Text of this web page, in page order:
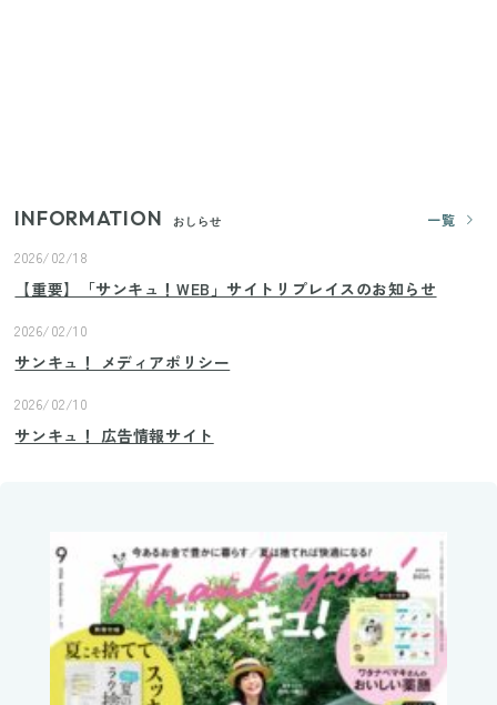
INFORMATION おしらせ
一覧
2026/02/18
【重要】「サンキュ！WEB」サイトリプレイスのお知らせ
2026/02/10
サンキュ！ メディアポリシー
2026/02/10
サンキュ！ 広告情報サイト